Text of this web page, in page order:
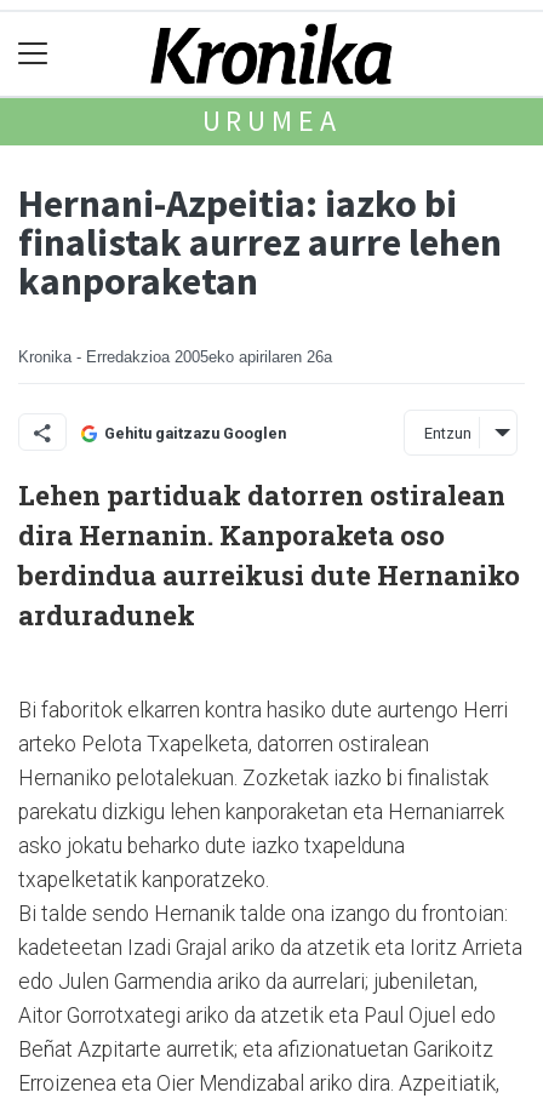
URUMEA
Hernani-Azpeitia: iazko bi
finalistak aurrez aurre lehen
kanporaketan
Kronika - Erredakzioa 2005eko apirilaren 26a
Gehitu gaitzazu Googlen Entzun
Lehen partiduak datorren ostiralean
dira Hernanin. Kanporaketa oso
berdindua aurreikusi dute Hernaniko
arduradunek
Bi faboritok elkarren kontra hasiko dute aurtengo Herri
arteko Pelota Txapelketa, datorren ostiralean
Hernaniko pelotalekuan. Zozketak iazko bi finalistak
parekatu dizkigu lehen kanporaketan eta Hernaniarrek
asko jokatu beharko dute iazko txapelduna
txapelketatik kanporatzeko.
Bi talde sendo Hernanik talde ona izango du frontoian:
kadeteetan Izadi Grajal ariko da atzetik eta Ioritz Arrieta
edo Julen Garmendia ariko da aurrelari; jubeniletan,
Aitor Gorrotxategi ariko da atzetik eta Paul Ojuel edo
Beñat Azpitarte aurretik; eta afizionatuetan Garikoitz
Erroizenea eta Oier Mendizabal ariko dira. Azpeitiatik,